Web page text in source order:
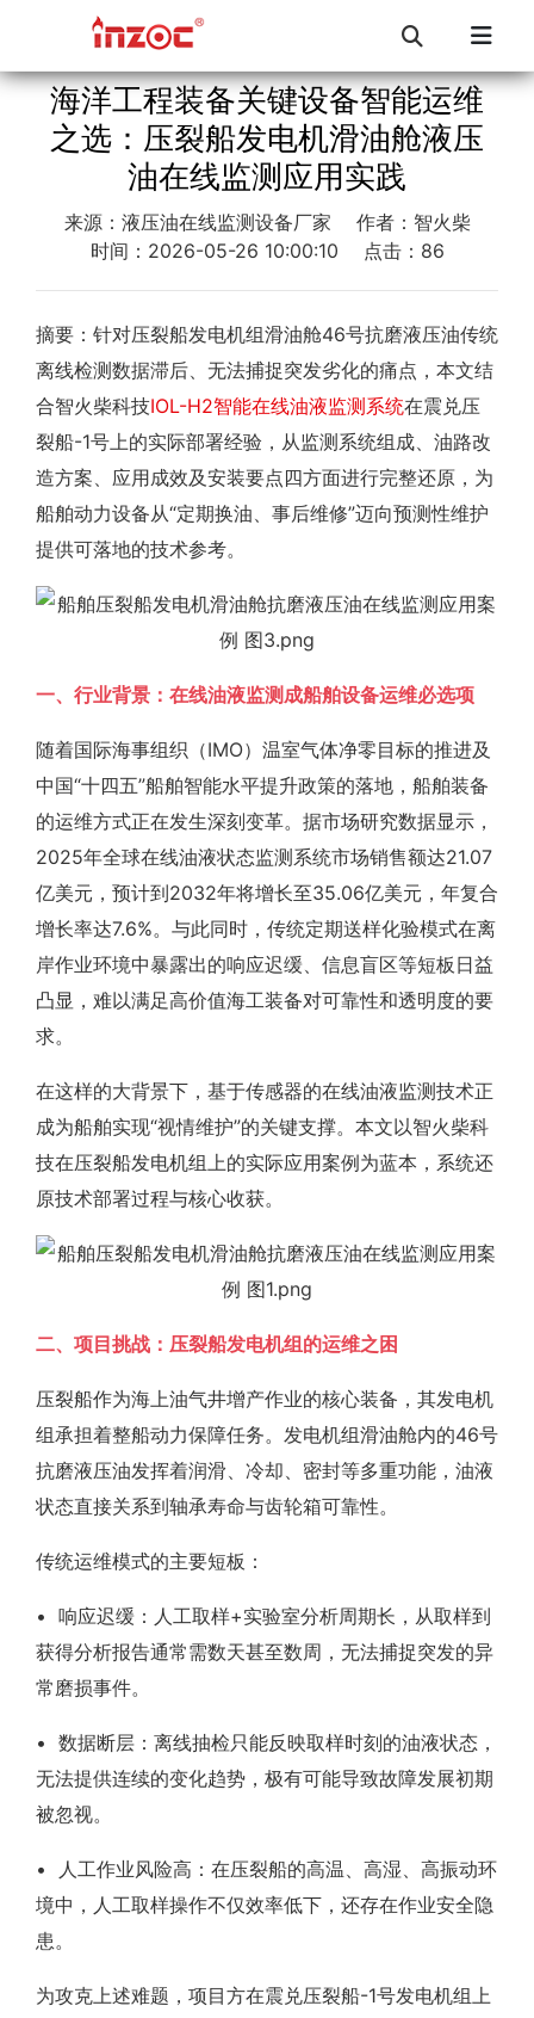
海洋工程装备关键设备智能运维
之选：压裂船发电机滑油舱液压
油在线监测应用实践
来源：液压油在线监测设备厂家
作者：智火柴
时间：2026-05-26 10:00:10
点击：86
摘要：针对压裂船发电机组滑油舱46号抗磨液压油传统
离线检测数据滞后、无法捕捉突发劣化的痛点，本文结
合智火柴科技IOL-H2智能在线油液监测系统在震兑压
裂船-1号上的实际部署经验，从监测系统组成、油路改
造方案、应用成效及安装要点四方面进行完整还原，为
船舶动力设备从“定期换油、事后维修”迈向预测性维护
提供可落地的技术参考。
一、行业背景：在线油液监测成船舶设备运维必选项
随着国际海事组织（IMO）温室气体净零目标的推进及
中国“十四五”船舶智能水平提升政策的落地，船舶装备
的运维方式正在发生深刻变革。据市场研究数据显示，
2025年全球在线油液状态监测系统市场销售额达21.07
亿美元，预计到2032年将增长至35.06亿美元，年复合
增长率达7.6%。与此同时，传统定期送样化验模式在离
岸作业环境中暴露出的响应迟缓、信息盲区等短板日益
凸显，难以满足高价值海工装备对可靠性和透明度的要
求。
在这样的大背景下，基于传感器的在线油液监测技术正
成为船舶实现“视情维护”的关键支撑。本文以智火柴科
技在压裂船发电机组上的实际应用案例为蓝本，系统还
原技术部署过程与核心收获。
二、项目挑战：压裂船发电机组的运维之困
压裂船作为海上油气井增产作业的核心装备，其发电机
组承担着整船动力保障任务。发电机组滑油舱内的46号
抗磨液压油发挥着润滑、冷却、密封等多重功能，油液
状态直接关系到轴承寿命与齿轮箱可靠性。
传统运维模式的主要短板：
• 响应迟缓：人工取样+实验室分析周期长，从取样到
获得分析报告通常需数天甚至数周，无法捕捉突发的异
常磨损事件。
• 数据断层：离线抽检只能反映取样时刻的油液状态，
无法提供连续的变化趋势，极有可能导致故障发展初期
被忽视。
• 人工作业风险高：在压裂船的高温、高湿、高振动环
境中，人工取样操作不仅效率低下，还存在作业安全隐
患。
为攻克上述难题，项目方在震兑压裂船-1号发电机组上